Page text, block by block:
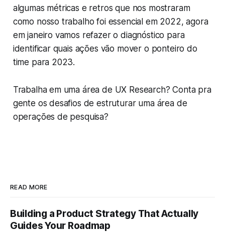
algumas métricas e retros que nos mostraram
como nosso trabalho foi essencial em 2022, agora
em janeiro vamos refazer o diagnóstico para
identificar quais ações vão mover o ponteiro do
time para 2023.
Trabalha em uma área de UX Research? Conta pra
gente os desafios de estruturar uma área de
operações de pesquisa?
READ MORE
Building a Product Strategy That Actually
Guides Your Roadmap